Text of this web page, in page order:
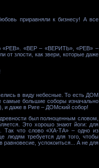
приравняли к бизнесу! А все
«РЕВ». «ВЕР – «ВЕРИТЬ», «РЕВ» –
от злости, как звери, которые даже
в виду небесные. То есть ДОМ
самые большие соборы изначально
даже в Риге – ДОМский собор!
был полноценным словом,
Это хорошо знают йоги: для
Так что слово «ХА-ТА» – одно из
людям требуется для того, чтобы
успокоиться... А не для